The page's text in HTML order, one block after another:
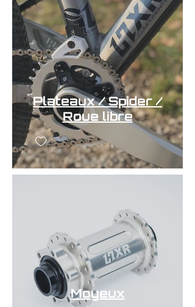
Plateaux / Spider /
Roue libre
Moyeux